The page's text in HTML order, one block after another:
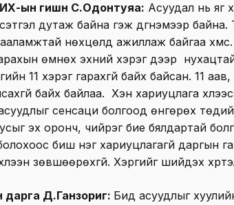
ын гишүүн С.Одонтуяа: Асуудал нь яг
дутаж байна гэж дүгнэмээр
нөхцөлд ажиллаж байгаа
өмнөх эхний хэрэг дээр
11 хэрэг гарахгүй байх байсан. 11
байх байлаа. Хэн хариуцлага
сенсаци болгоод өнгөрөх
эх оронч, чийрэг бие бялдартай
биш нэг хариуцлагагүй даргын
зөвшөөрөхгүй. Хэргийг шийдэх
Д.Ганзориг: Бид асуудлыг